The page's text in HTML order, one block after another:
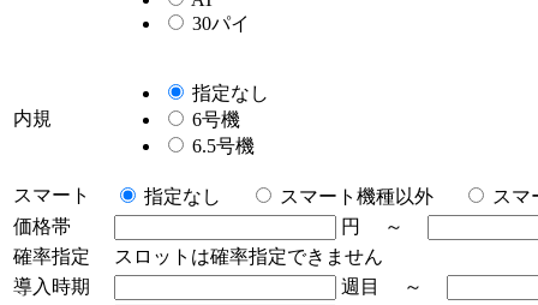
30パイ
内規
指定なし
6号機
6.5号機
スマート 指定なし スマート機種以外
スマ
価格帯
円 ～
確率指定
スロットは確率指定できません
導入時期
週目 ～